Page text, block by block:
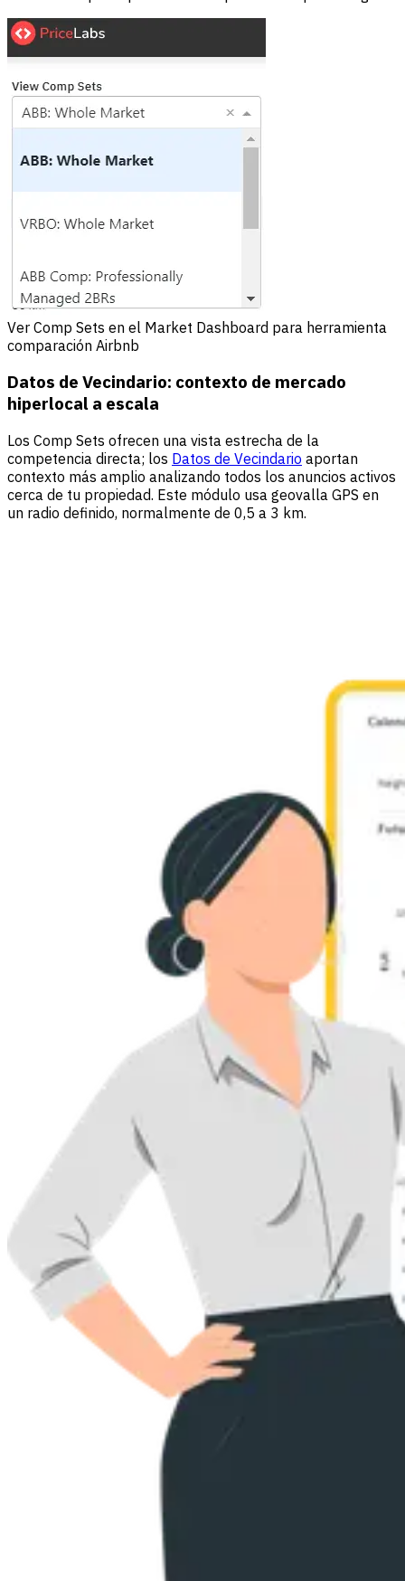
Ver Comp Sets en el Market Dashboard para herramienta
comparación Airbnb
Datos de Vecindario: contexto de mercado
hiperlocal a escala
Los Comp Sets ofrecen una vista estrecha de la
competencia directa; los Datos de Vecindario aportan
contexto más amplio analizando todos los anuncios activos
cerca de tu propiedad. Este módulo usa geovalla GPS en
un radio definido, normalmente de 0,5 a 3 km.